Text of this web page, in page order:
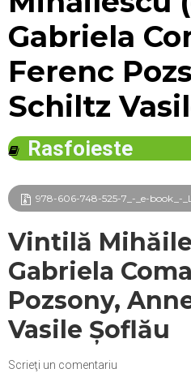
Gabriela
Ferenc
Schiltz
Rasfoieste
978-606-748-525-7_-_e-book_-_L1_-
Vintilă
Gabriela
Pozsony,
Vasile Șoflău
Scrieţi un comentariu